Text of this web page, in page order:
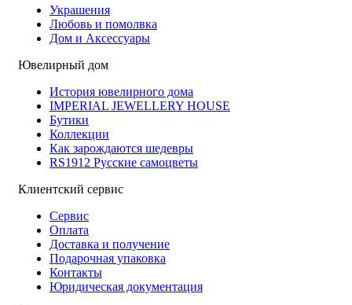
Украшения
Любовь и помолвка
Дом и Аксессуары
Ювелирный дом
История ювелирного дома
IMPERIAL JEWELLERY HOUSE
Бутики
Коллекции
Как зарождаются шедевры
RS1912 Русские самоцветы
Клиентский сервис
Сервис
Оплата
Доставка и получение
Подарочная упаковка
Контакты
Юридическая документация